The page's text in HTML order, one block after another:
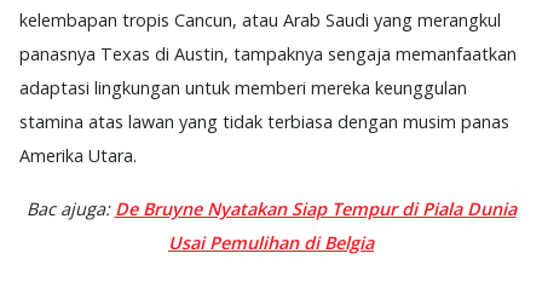
kelembapan tropis Cancun, atau Arab Saudi yang merangkul
panasnya Texas di Austin, tampaknya sengaja memanfaatkan
adaptasi lingkungan untuk memberi mereka keunggulan
stamina atas lawan yang tidak terbiasa dengan musim panas
Amerika Utara.
Bac ajuga: De Bruyne Nyatakan Siap Tempur di Piala Dunia
Usai Pemulihan di Belgia